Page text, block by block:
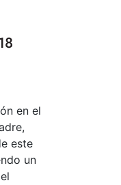
en el
este
un